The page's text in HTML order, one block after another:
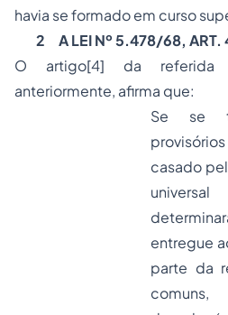
havia se formado em curso
2 A LEI Nº 5.478/68, ART.
O artigo[4] da referida
anteriormente, afirma que:
Se se
casado
entregue
parte da